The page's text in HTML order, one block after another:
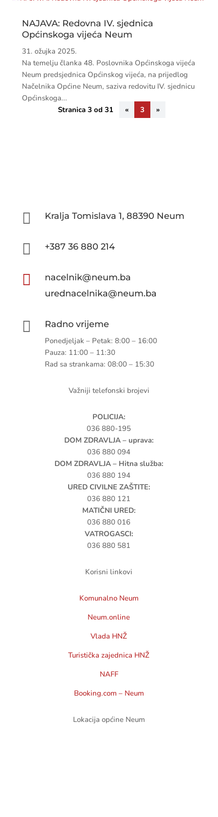
NAJAVA: Redovna IV. sjednica
Općinskoga vijeća Neum
31. ožujka 2025.
Na temelju članka 48. Poslovnika Općinskoga vijeća
Neum predsjednica Općinskog vijeća, na prijedlog
Načelnika Općine Neum, saziva redovitu IV. sjednicu
Općinskoga...
Stranica 3 od 31
« 3 »
 Kralja Tomislava 1, 88390 Neum
 +387 36 880 214

nacelnik@neum.ba
urednacelnika@neum.ba
 Radno vrijeme
Ponedjeljak – Petak: 8:00 – 16:00
Pauza: 11:00 – 11:30
Rad sa strankama: 08:00 – 15:30
Važniji telefonski brojevi
POLICIJA:
036 880-195
DOM ZDRAVLJA – uprava:
036 880 094
DOM ZDRAVLJA – Hitna služba:
036 880 194
URED CIVILNE ZAŠTITE:
036 880 121
MATIČNI URED:
036 880 016
VATROGASCI:
036 880 581
Korisni linkovi
Komunalno Neum
Neum.online
Vlada HNŽ
Turistička zajednica HNŽ
NAFF
Booking.com – Neum
Lokacija općine Neum